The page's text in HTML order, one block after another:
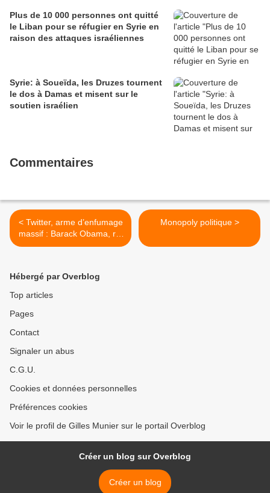
Plus de 10 000 personnes ont quitté
le Liban pour se réfugier en Syrie en
raison des attaques israéliennes
Syrie: à Soueïda, les Druzes tournent
le dos à Damas et misent sur le
soutien israélien
Commentaires
< Twitter, arme d’enfumage
massif : Barack Obama, roi
des faux « followers »
Monopoly politique >
Hébergé par Overblog
Top articles
Pages
Contact
Signaler un abus
C.G.U.
Cookies et données personnelles
Préférences cookies
Voir le profil de Gilles Munier sur le portail Overblog
Créer un blog sur Overblog
Créer un blog